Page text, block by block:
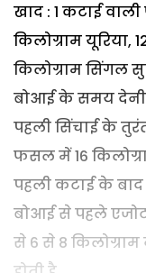
खाद : 1 कटाई
किलोग्राम यूरिया,
किलोग्राम सिंगल
बोआई के समय देनी
पहली सिंचाई के
फसल में 16
पहली कटाई के बाद
बोआई से पहले
से 6 से 8 किलोग्राम